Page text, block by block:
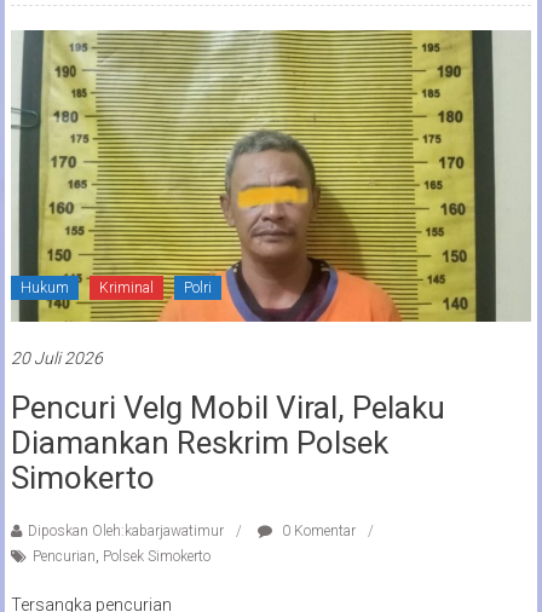
Hukum Kriminal Polri
20 Juli 2026
Pencuri Velg Mobil Viral, Pelaku
Diamankan Reskrim Polsek
Simokerto
Diposkan Oleh:kabarjawatimur
0 Komentar
Pencurian Polsek Simokerto
Tersangka pencurian